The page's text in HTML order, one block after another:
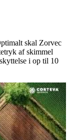
skal Zorvec
af skimmel
i op til 10